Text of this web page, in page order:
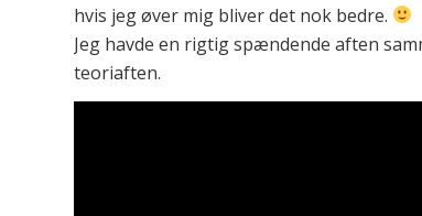
hvis jeg øver mig bliver det nok bedre.
Jeg havde en rigtig spændende aften
teoriaften.